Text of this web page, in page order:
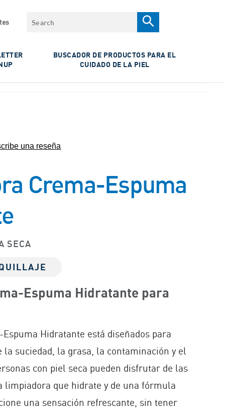
Search
BUSCADOR DE PRODUCTOS PARA EL
CUIDADO DE LA PIEL
una reseña
Crema-Espuma
SECA
Espuma Hidratante para
Hidratante está diseñados para
suciedad, la grasa, la contaminación y el
con piel seca pueden disfrutar de las
limpiadora que hidrate y de una fórmula
una sensación refrescante, sin tener